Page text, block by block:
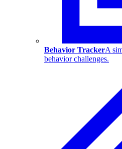
Behavior TrackerA
behavior challenges.